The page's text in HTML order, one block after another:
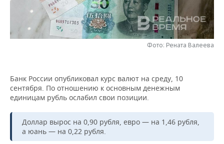
ТРАНСПОРТ
УСЛУГИ
МЕДИА
НОВОСТИ МЕРОПРИЯТИЙ
ВЫЕЗДНАЯ РЕДАКЦИЯ
ONLINE-КОНФЕРЕНЦИИ
СПОРТ
НОВОСТИ СПОРТА
ХОККЕЙ
ВОЛЕЙБОЛ
ОБЩЕСТВО
ВЛАСТЬ
ИСТОРИЯ
СЮЖЕТЫ
СПИСОК ПЕРСОН
ПОЛНАЯ ВЕРСИЯ
Фото: Рената Валеева
Банк России опубликовал курс валют на среду, 10
сентября. По отношению к основным денежным
единицам рубль ослабил свои позиции.
Доллар вырос на 0,90 рубля, евро — на 1,46 рубля,
а юань — на 0,22 рубля.